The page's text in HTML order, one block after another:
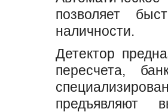
позволяет
наличности.
Детектор
пересчета,
предъявляют